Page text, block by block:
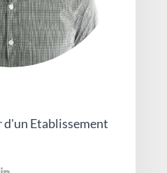
Etablissement